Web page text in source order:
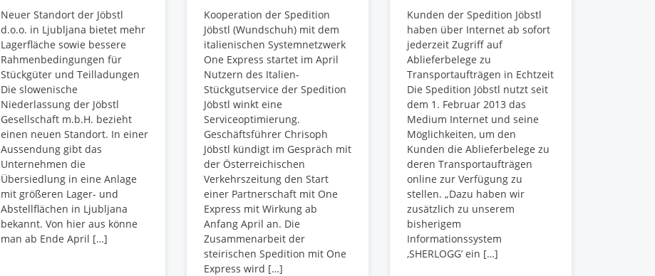
Neuer Standort der Jöbstl
d.o.o. in Ljubljana bietet mehr
Lagerfläche sowie bessere
Rahmenbedingungen für
Stückgüter und Teilladungen
Die slowenische
Niederlassung der Jöbstl
Gesellschaft m.b.H. bezieht
einen neuen Standort. In einer
Aussendung gibt das
Unternehmen die
Übersiedlung in eine Anlage
mit größeren Lager- und
Abstellflächen in Ljubljana
bekannt. Von hier aus könne
man ab Ende April […]
Kooperation der Spedition
Jöbstl (Wundschuh) mit dem
italienischen Systemnetzwerk
One Express startet im April
Nutzern des Italien-
Stückgutservice der Spedition
Jöbstl winkt eine
Serviceoptimierung.
Geschäftsführer Chrisoph
Jöbstl kündigt im Gespräch mit
der Österreichischen
Verkehrszeitung den Start
einer Partnerschaft mit One
Express mit Wirkung ab
Anfang April an. Die
Zusammenarbeit der
steirischen Spedition mit One
Express wird […]
Kunden der Spedition Jöbstl
haben über Internet ab sofort
jederzeit Zugriff auf
Ablieferbelege zu
Transportaufträgen in Echtzeit
Die Spedition Jöbstl nutzt seit
dem 1. Februar 2013 das
Medium Internet und seine
Möglichkeiten, um den
Kunden die Ablieferbelege zu
deren Transportaufträgen
online zur Verfügung zu
stellen. „Dazu haben wir
zusätzlich zu unserem
bisherigem
Informationssystem
‚SHERLOGG’ ein […]